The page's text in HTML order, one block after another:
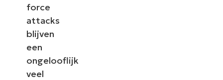
force
attacks
blijven
een
ongelooflijk
veel